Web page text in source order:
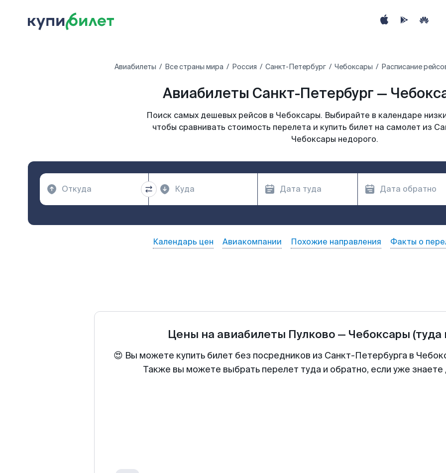
Авиабилеты Все страны мира Россия Санкт-Петербург Чебоксары Расписание
Авиабилеты Санкт-Петербург —
Поиск самых дешевых рейсов в Чебоксары. Выбирайте в календаре
чтобы сравнивать стоимость перелета и купить билет на самолет из
Чебоксары недорого.
Календарь цен Авиакомпании Похожие направления Факты о
Цены на авиабилеты Пулково— Чебоксары (туда
😍 Вы можете купить билет без посредников из Санкт-Петербурга в
Также вы можете выбрать перелет туда и обратно, если уже